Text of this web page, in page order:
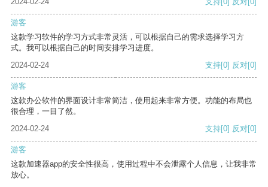
游客
这款学习软件的学习方式非常灵活，可以根据自己的需求选择学习方
式。我可以根据自己的时间安排学习进度。
2024-02-24
支持[0] 反对[0]
游客
这款办公软件的界面设计非常简洁，使用起来非常方便。功能的布局也
很合理，一目了然。
2024-02-24
支持[0] 反对[0]
游客
这款加速器app的安全性很高，使用过程中不会泄露个人信息，让我非常
放心。